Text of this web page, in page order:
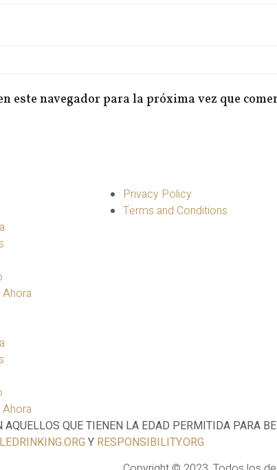
este navegador para la próxima vez que
Privacy Policy
Terms and Conditions
QUE TIENEN LA EDAD PERMITIDA PARA
Y RESPONSIBILITY.ORG